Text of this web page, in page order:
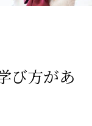
び方があ